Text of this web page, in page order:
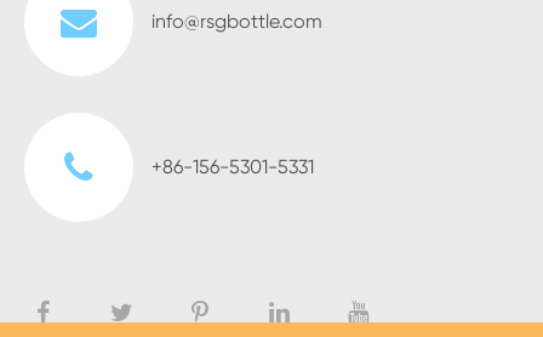
info@rsgbottle.com
+86-156-5301-5331